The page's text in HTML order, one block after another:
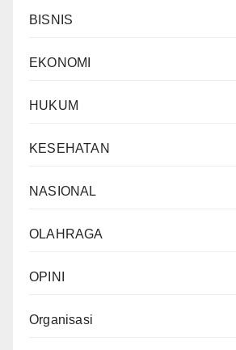
BISNIS
EKONOMI
HUKUM
KESEHATAN
NASIONAL
OLAHRAGA
OPINI
Organisasi